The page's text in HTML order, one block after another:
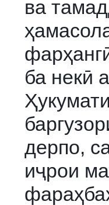
ва
ба некӣ
дерпо,
иҷрои